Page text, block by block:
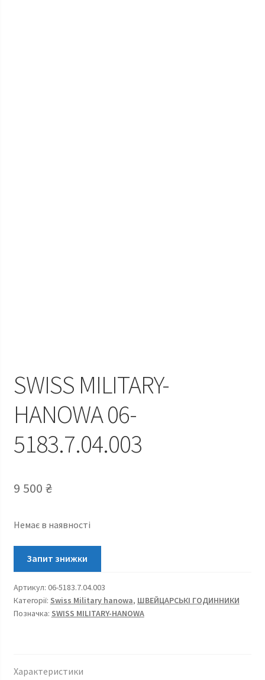
SWISS MILITARY-
HANOWA 06-
5183.7.04.003
9 500 ₴
Немає в наявності
Артикул: 06-5183.7.04.003
Категорії: Swiss Military hanowa, ШВЕЙЦАРСЬКІ ГОДИННИКИ
Позначка: SWISS MILITARY-HANOWA
Характеристики